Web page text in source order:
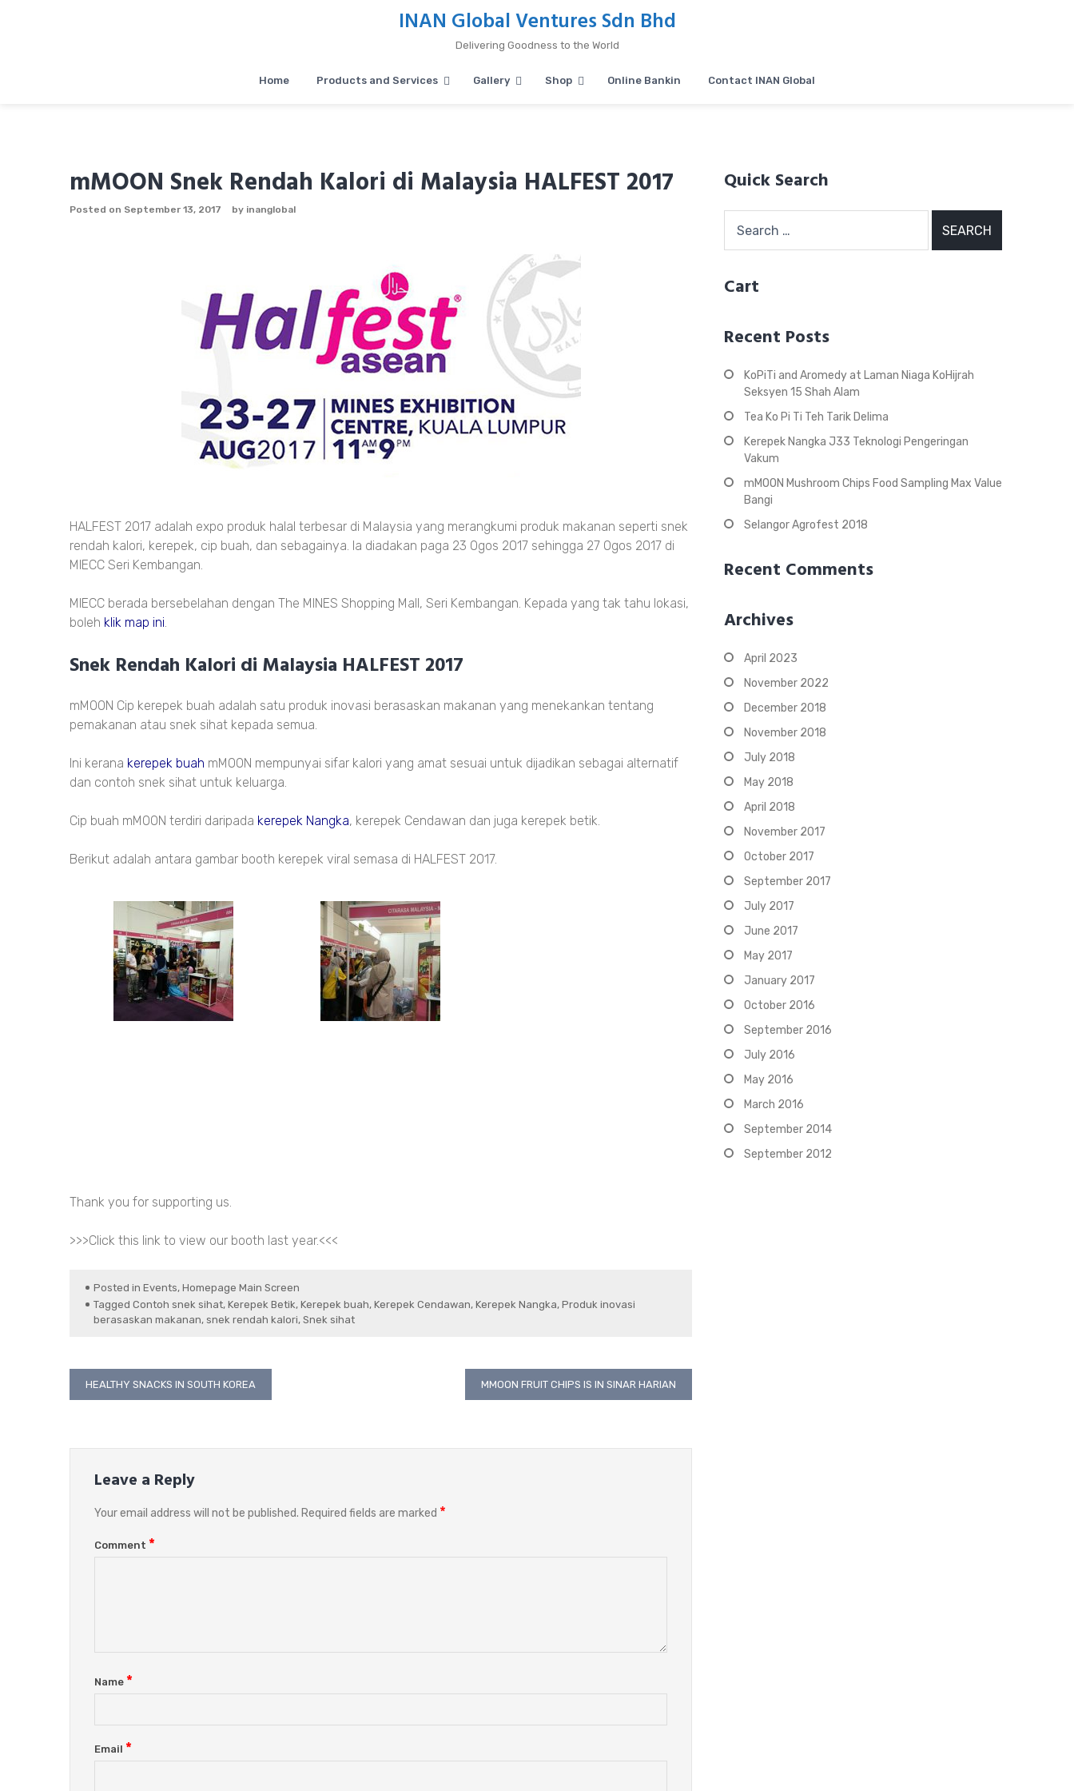
INAN Global Ventures Sdn Bhd
Delivering Goodness to the World
Home Products and Services Gallery Shop Online Bankin Contact INAN Global
mMOON Snek Rendah Kalori di Malaysia HALFEST 2017
Posted on September 13, 2017 by inanglobal
HALFEST 2017 adalah expo produk halal terbesar di Malaysia yang merangkumi produk makanan seperti snek
rendah kalori, kerepek, cip buah, dan sebagainya. Ia diadakan paga 23 Ogos 2017 sehingga 27 Ogos 2017 di
MIECC Seri Kembangan.
MIECC berada bersebelahan dengan The MINES Shopping Mall, Seri Kembangan. Kepada yang tak tahu lokasi,
boleh klik map ini.
Snek Rendah Kalori di Malaysia HALFEST 2017
mMOON Cip kerepek buah adalah satu produk inovasi berasaskan makanan yang menekankan tentang
pemakanan atau snek sihat kepada semua.
Ini kerana kerepek buah mMOON mempunyai sifar kalori yang amat sesuai untuk dijadikan sebagai alternatif
dan contoh snek sihat untuk keluarga.
Cip buah mMOON terdiri daripada kerepek Nangka, kerepek Cendawan dan juga kerepek betik.
Berikut adalah antara gambar booth kerepek viral semasa di HALFEST 2017.
Thank you for supporting us.
>>>Click this link to view our booth last year.<<<
Posted in Events, Homepage Main Screen
Tagged Contoh snek sihat, Kerepek Betik, Kerepek buah, Kerepek Cendawan, Kerepek Nangka, Produk inovasi
berasaskan makanan, snek rendah kalori, Snek sihat
Post
HEALTHY SNACKS IN SOUTH KOREA MMOON FRUIT CHIPS IS IN SINAR HARIAN
Leave a Reply
Your email address will not be published. Required fields are marked *
Comment *
Name *
Email *
Quick Search
for:
Cart
Recent Posts
KoPiTi and Aromedy at Laman Niaga KoHijrah
Seksyen 15 Shah Alam
Tea Ko Pi Ti Teh Tarik Delima
Kerepek Nangka J33 Teknologi Pengeringan
Vakum
mMOON Mushroom Chips Food Sampling Max Value
Bangi
Selangor Agrofest 2018
Recent Comments
Archives
April 2023
November 2022
December 2018
November 2018
July 2018
May 2018
April 2018
November 2017
October 2017
September 2017
July 2017
June 2017
May 2017
January 2017
October 2016
September 2016
July 2016
May 2016
March 2016
September 2014
September 2012